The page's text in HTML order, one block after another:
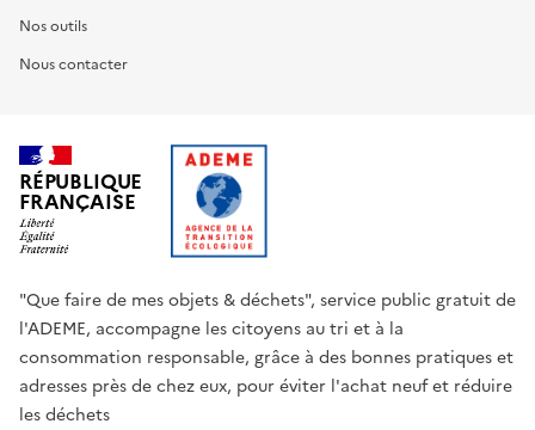
Nos outils
Nous contacter
RÉPUBLIQUE
FRANÇAISE
"Que faire de mes objets & déchets", service public gratuit de
l'ADEME, accompagne les citoyens au tri et à la
consommation responsable, grâce à des bonnes pratiques et
adresses près de chez eux, pour éviter l'achat neuf et réduire
les déchets